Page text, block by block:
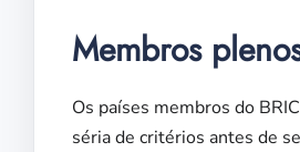
Membros
Os países membros do
séria de critérios antes de